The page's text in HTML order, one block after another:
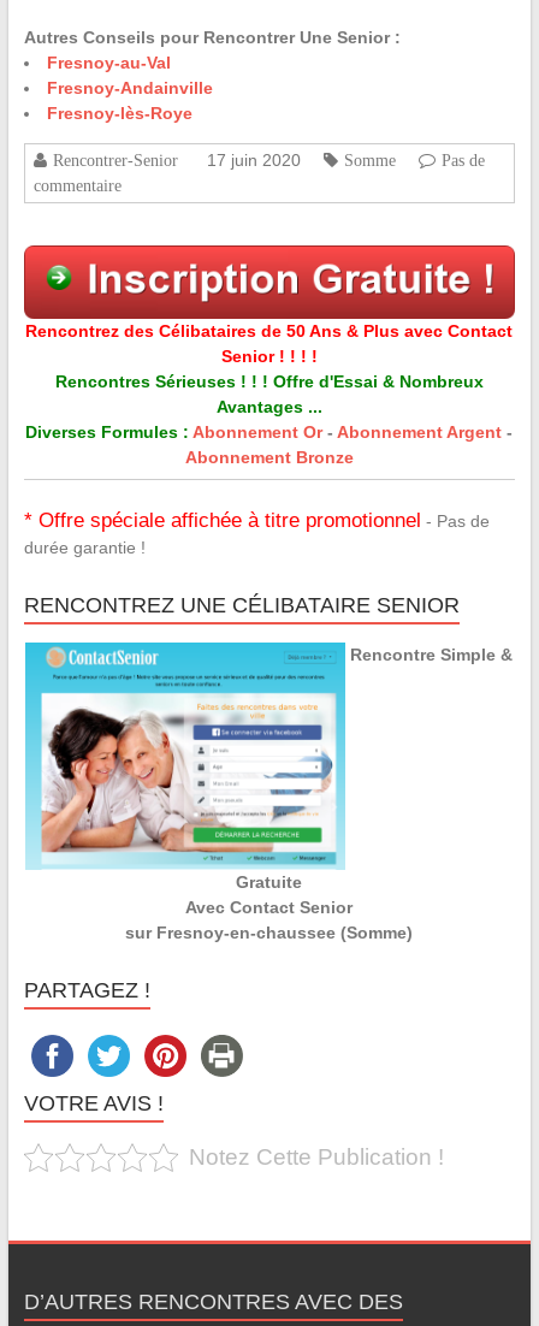
Autres Conseils pour Rencontrer Une Senior :
Fresnoy-au-Val
Fresnoy-Andainville
Fresnoy-lès-Roye
Rencontrer-Senior 17 juin 2020 Somme
Pas de
commentaire
Rencontrez des Célibataires de 50 Ans & Plus avec Contact
Senior ! ! ! !
Rencontres Sérieuses ! ! ! Offre d'Essai & Nombreux
Avantages ...
Diverses Formules : Abonnement Or-Abonnement Argent -
Abonnement Bronze
* Offre spéciale affichée à titre promotionnel - Pas de
durée garantie !
RENCONTREZ UNE CÉLIBATAIRE SENIOR
Rencontre Simple &
Gratuite
Avec Contact Senior
sur Fresnoy-en-chaussee (Somme)
PARTAGEZ !
VOTRE AVIS !
Notez Cette Publication !
D’AUTRES RENCONTRES AVEC DES